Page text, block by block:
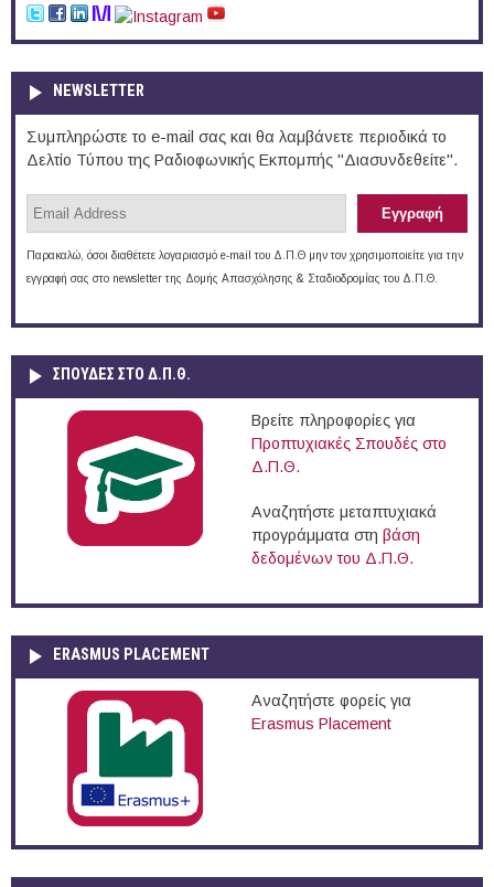
NEWSLETTER
Συμπληρώστε το e-mail σας και θα λαμβάνετε περιοδικά το
Δελτίο Τύπου της Ραδιοφωνικής Εκπομπής "Διασυνδεθείτε".
Παρακαλώ, όσοι διαθέτετε λογαριασμό e-mail του Δ.Π.Θ μην τον χρησιμοποιείτε για την
εγγραφή σας στο newsletter της Δομής Απασχόλησης & Σταδιοδρομίας του Δ.Π.Θ.
ΣΠΟΥΔΈΣ ΣΤΟ Δ.Π.Θ.
Βρείτε πληροφορίες για
Προπτυχιακές Σπουδές στο
Δ.Π.Θ.
Αναζητήστε μεταπτυχιακά
προγράμματα στη βάση
δεδομένων του Δ.Π.Θ.
ERASMUS PLACEMENT
Αναζητήστε φορείς για
Erasmus Placement